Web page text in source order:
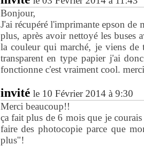
Bonjour,
J'ai récupéré l'imprimante epson de
plus, après avoir nettoyé les buses
la couleur qui marché, je viens de
transparent en type papier j'ai
fonctionne c'est vraiment cool.
invité le 10 Février 2014 à 9:30
Merci beaucoup!!
ça fait plus de 6 mois que je
faire des photocopie parce que
plus"!